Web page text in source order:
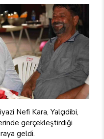
Nefi Kara, Yalçıdibi,
gerçekleştirdiği
geldi.